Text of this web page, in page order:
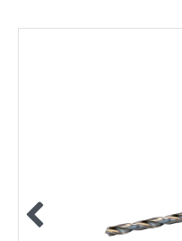
KLEBEN UND DICHTEN